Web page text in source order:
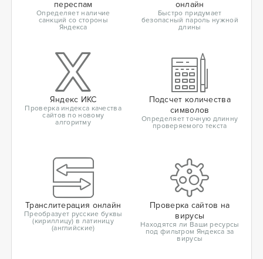
переспам
Определяет наличие
санкций со стороны
Яндекса
онлайн
Быстро придумает
безопасный пароль нужной
длины
Яндекс ИКС
Проверка индекса качества
сайтов по новому
алгоритму
Подсчет количества
символов
Определяет точную длинну
проверяемого текста
Транслитерация онлайн
Преобразует русские буквы
(кириллицу) в латиницу
(английские)
Проверка сайтов на
вирусы
Находятся ли Ваши ресурсы
под фильтром Яндекса за
вирусы